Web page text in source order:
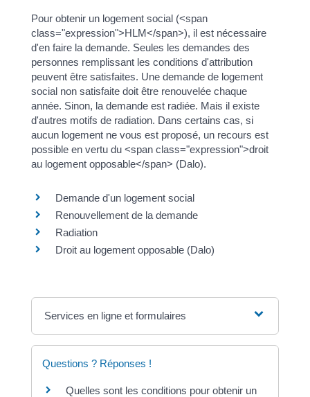
Pour obtenir un logement social (<span
class="expression">HLM</span>), il est nécessaire
d'en faire la demande. Seules les demandes des
personnes remplissant les conditions d'attribution
peuvent être satisfaites. Une demande de logement
social non satisfaite doit être renouvelée chaque
année. Sinon, la demande est radiée. Mais il existe
d'autres motifs de radiation. Dans certains cas, si
aucun logement ne vous est proposé, un recours est
possible en vertu du <span class="expression">droit
au logement opposable</span> (Dalo).
Demande d'un logement social
Renouvellement de la demande
Radiation
Droit au logement opposable (Dalo)
Services en ligne et formulaires
Questions ? Réponses !
Quelles sont les conditions pour obtenir un